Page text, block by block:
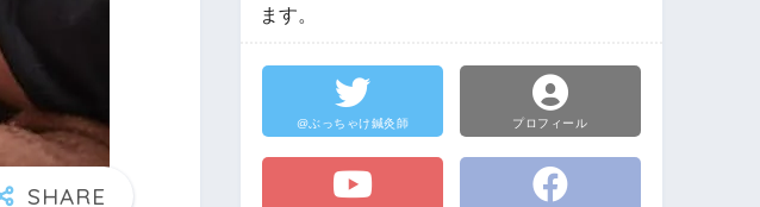
ます。
@ぶっちゃけ鍼灸師 プロフィール